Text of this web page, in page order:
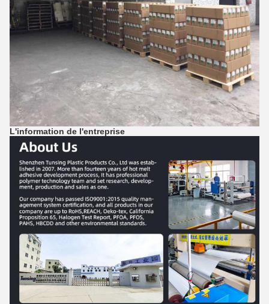
L'information de l'entreprise